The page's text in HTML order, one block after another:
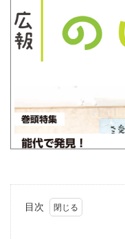
目次